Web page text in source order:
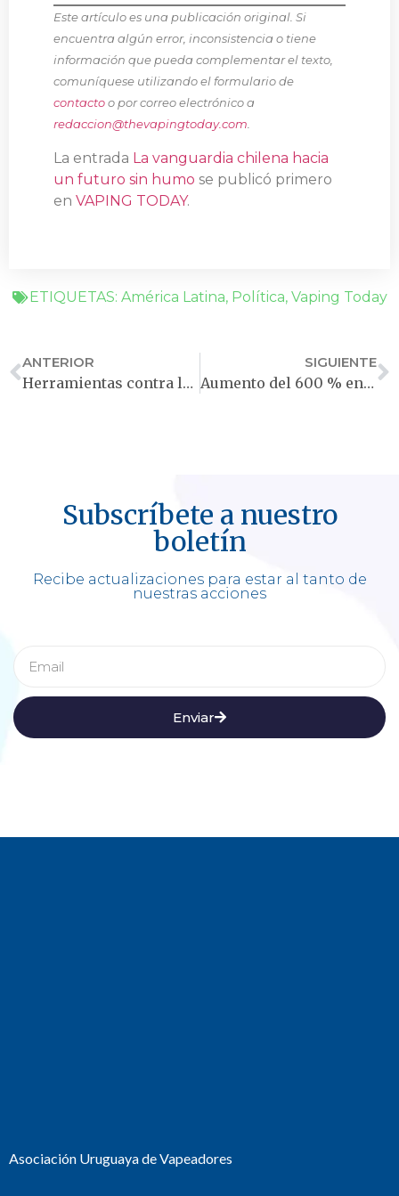
Este artículo es una publicación original. Si
encuentra algún error, inconsistencia o tiene
información que pueda complementar el texto,
comuníquese utilizando el formulario de
contactoo por correo electrónico a
redaccion@thevapingtoday.com.
La entrada La vanguardia chilena hacia
un futuro sin humo se publicó primero
en VAPING TODAY.
ETIQUETAS: América Latina, Política, Vaping Today
ANTERIOR
Herramientas contra la confusión: la lección del Dr. Phillips
SIGUIENTE
Aumento del 600 % en usuarios de vapeo en Brasil desafía la política de prohibición de ANVISA
Subscríbete a nuestro
boletín
Recibe actualizaciones para estar al tanto de
nuestras acciones
Enviar
Asociación Uruguaya de Vapeadores